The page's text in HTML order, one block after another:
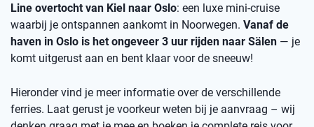
Line overtocht van Kiel naar Oslo: een luxe mini-cruise
waarbij je ontspannen aankomt in Noorwegen. Vanaf de
haven in Oslo is het ongeveer 3 uur rijden naar Sälen — je
komt uitgerust aan en bent klaar voor de sneeuw!
Hieronder vind je meer informatie over de verschillende
ferries. Laat gerust je voorkeur weten bij je aanvraag – wij